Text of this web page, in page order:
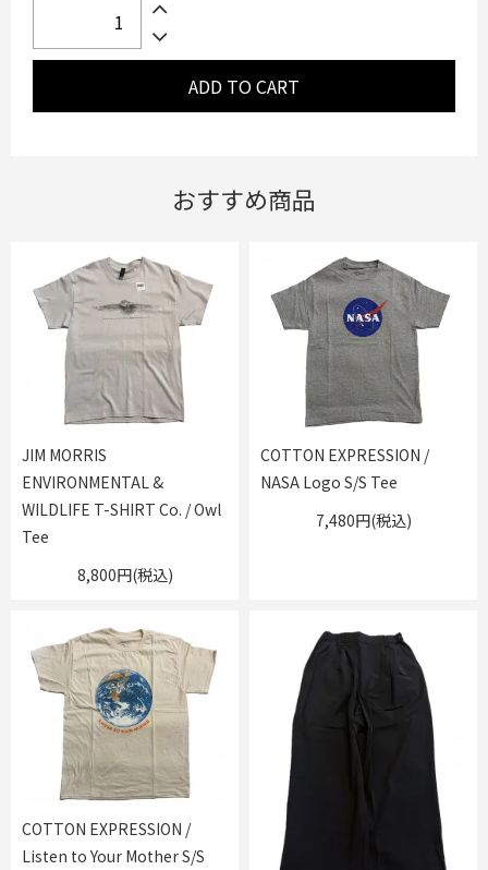
おすすめ商品
JIM MORRIS
ENVIRONMENTAL &
WILDLIFE T-SHIRT Co. / Owl
Tee
8,800円(税込)
COTTON EXPRESSION /
NASA Logo S/S Tee
7,480円(税込)
COTTON EXPRESSION /
Listen to Your Mother S/S